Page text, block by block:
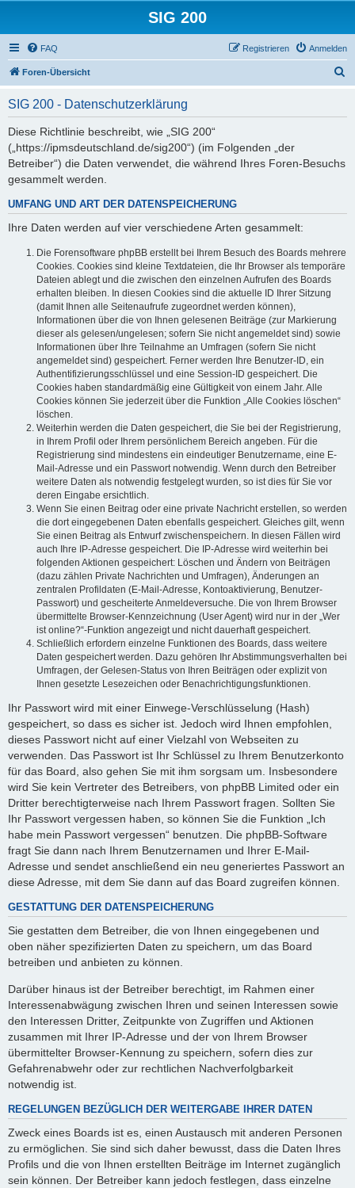
SIG 200
FAQ Anmelden
Registrieren
Foren-Übersicht
SIG 200 - Datenschutzerklärung
Diese Richtlinie beschreibt, wie „SIG 200“
(„https://ipmsdeutschland.de/sig200“) (im Folgenden „der
Betreiber“) die Daten verwendet, die während Ihres Foren-Besuchs
gesammelt werden.
UMFANG UND ART DER DATENSPEICHERUNG
Ihre Daten werden auf vier verschiedene Arten gesammelt:
Die Forensoftware phpBB erstellt bei Ihrem Besuch des Boards mehrere
Cookies. Cookies sind kleine Textdateien, die Ihr Browser als temporäre
Dateien ablegt und die zwischen den einzelnen Aufrufen des Boards
erhalten bleiben. In diesen Cookies sind die aktuelle ID Ihrer Sitzung
(damit Ihnen alle Seitenaufrufe zugeordnet werden können),
Informationen über die von Ihnen gelesenen Beiträge (zur Markierung
dieser als gelesen/ungelesen; sofern Sie nicht angemeldet sind) sowie
Informationen über Ihre Teilnahme an Umfragen (sofern Sie nicht
angemeldet sind) gespeichert. Ferner werden Ihre Benutzer-ID, ein
Authentifizierungsschlüssel und eine Session-ID gespeichert. Die
Cookies haben standardmäßig eine Gültigkeit von einem Jahr. Alle
Cookies können Sie jederzeit über die Funktion „Alle Cookies löschen“
löschen.
Weiterhin werden die Daten gespeichert, die Sie bei der Registrierung,
in Ihrem Profil oder Ihrem persönlichem Bereich angeben. Für die
Registrierung sind mindestens ein eindeutiger Benutzername, eine E-
Mail-Adresse und ein Passwort notwendig. Wenn durch den Betreiber
weitere Daten als notwendig festgelegt wurden, so ist dies für Sie vor
deren Eingabe ersichtlich.
Wenn Sie einen Beitrag oder eine private Nachricht erstellen, so werden
die dort eingegebenen Daten ebenfalls gespeichert. Gleiches gilt, wenn
Sie einen Beitrag als Entwurf zwischenspeichern. In diesen Fällen wird
auch Ihre IP-Adresse gespeichert. Die IP-Adresse wird weiterhin bei
folgenden Aktionen gespeichert: Löschen und Ändern von Beiträgen
(dazu zählen Private Nachrichten und Umfragen), Änderungen an
zentralen Profildaten (E-Mail-Adresse, Kontoaktivierung, Benutzer-
Passwort) und gescheiterte Anmeldeversuche. Die von Ihrem Browser
übermittelte Browser-Kennzeichnung (User Agent) wird nur in der „Wer
ist online?“-Funktion angezeigt und nicht dauerhaft gespeichert.
Schließlich erfordern einzelne Funktionen des Boards, dass weitere
Daten gespeichert werden. Dazu gehören Ihr Abstimmungsverhalten bei
Umfragen, der Gelesen-Status von Ihren Beiträgen oder explizit von
Ihnen gesetzte Lesezeichen oder Benachrichtigungsfunktionen.
Ihr Passwort wird mit einer Einwege-Verschlüsselung (Hash)
gespeichert, so dass es sicher ist. Jedoch wird Ihnen empfohlen,
dieses Passwort nicht auf einer Vielzahl von Webseiten zu
verwenden. Das Passwort ist Ihr Schlüssel zu Ihrem Benutzerkonto
für das Board, also gehen Sie mit ihm sorgsam um. Insbesondere
wird Sie kein Vertreter des Betreibers, von phpBB Limited oder ein
Dritter berechtigterweise nach Ihrem Passwort fragen. Sollten Sie
Ihr Passwort vergessen haben, so können Sie die Funktion „Ich
habe mein Passwort vergessen“ benutzen. Die phpBB-Software
fragt Sie dann nach Ihrem Benutzernamen und Ihrer E-Mail-
Adresse und sendet anschließend ein neu generiertes Passwort an
diese Adresse, mit dem Sie dann auf das Board zugreifen können.
GESTATTUNG DER DATENSPEICHERUNG
Sie gestatten dem Betreiber, die von Ihnen eingegebenen und
oben näher spezifizierten Daten zu speichern, um das Board
betreiben und anbieten zu können.
Darüber hinaus ist der Betreiber berechtigt, im Rahmen einer
Interessenabwägung zwischen Ihren und seinen Interessen sowie
den Interessen Dritter, Zeitpunkte von Zugriffen und Aktionen
zusammen mit Ihrer IP-Adresse und der von Ihrem Browser
übermittelter Browser-Kennung zu speichern, sofern dies zur
Gefahrenabwehr oder zur rechtlichen Nachverfolgbarkeit
notwendig ist.
REGELUNGEN BEZÜGLICH DER WEITERGABE IHRER DATEN
Zweck eines Boards ist es, einen Austausch mit anderen Personen
zu ermöglichen. Sie sind sich daher bewusst, dass die Daten Ihres
Profils und die von Ihnen erstellten Beiträge im Internet zugänglich
sein können. Der Betreiber kann jedoch festlegen, dass einzelne